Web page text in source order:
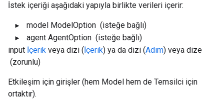
İstek içeriği aşağıdaki yapıyla birlikte verileri içerir:
model ModelOption (isteğe bağlı)
agent AgentOption (isteğe bağlı)
input İçerik veya dizi (İçerik) ya da dizi (Adım) veya dize
(zorunlu)
Etkileşim için girişler (hem Model hem de Temsilci için
ortaktır).